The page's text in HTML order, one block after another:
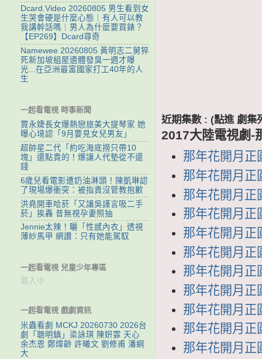
近期集數 : (點進 劇集
2017大陸電視劇-
那年花開月正
那年花開月正
那年花開月正
那年花開月正
那年花開月正
那年花開月正
那年花開月正
那年花開月正
那年花開月正
那年花開月正
那年花開月正
Dcard.Video 20260805 男生看到女
生哭會硬是什麼心態｜有人可以教
我講幹話嗎｜男人為什麼要買錶？
【EP269】Dcard尋奇
Namewee 20260805 黃明志二舅猝
死新加坡組屋遺體發臭一週才曝
光...在亞洲最富國家打工40年的人
生
一起看電視 時事新聞
賈永婕長女爆熱戀旅美大提琴家 她
曝心境認「9月要見女兒男友」
超帥星二代「約吃海底撈只帶10
塊」還點貴的！爆讓人代墊從不還
錢
6歲兒看電影遭奶油淋頭！陳凱琳認
了現場爆衝突：被指責沒管教抱歉
洪堯開車哈菸「又讓吳謹言吸二手
菸」挨轟 昔無視孕妻照抽
Jennie太辣！曬「性感內衣」透視
薄紗馬甲 網讚：只有她能駕馭
一起看電視 兒童少年專區
載入中…
一起看電視 戲劇資訊
米蟲看劇 MCKJ 20260730 2026台
劇「聰明鎮」梁詠琪 陳姸霏 天心
余杰恩 鄭煒齡 許曦文 劉修甫 潘綱
大